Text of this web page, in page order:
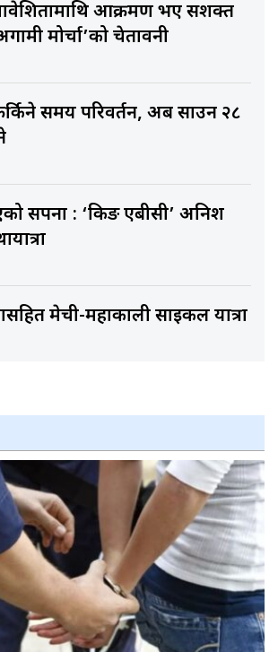
आक्रमण भए सशक्त
मोर्चा’को चेतावनी
समय परिवर्तन, अब साउन २८
सपना : ‘किङ एबीसी’ अनिश
मेची-महाकाली साइकल यात्रा